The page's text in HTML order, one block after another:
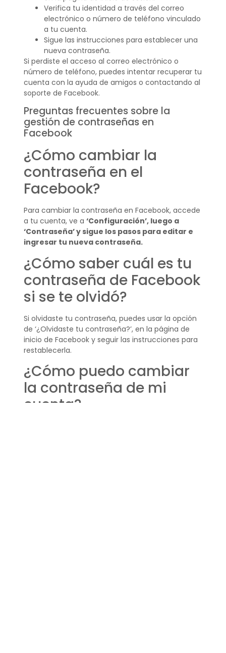
Verifica tu identidad a través del correo
electrónico o número de teléfono vinculado
a tu cuenta.
Sigue las instrucciones para establecer una
nueva contraseña.
Si perdiste el acceso al correo electrónico o
número de teléfono, puedes intentar recuperar tu
cuenta con la ayuda de amigos o contactando al
soporte de Facebook.
Preguntas frecuentes sobre la
gestión de contraseñas en
Facebook
¿Cómo cambiar la
contraseña en el
Facebook?
Para cambiar la contraseña en Facebook, accede
a tu cuenta, ve a ‘Configuración’, luego a
‘Contraseña’ y sigue los pasos para editar e
ingresar tu nueva contraseña.
¿Cómo saber cuál es tu
contraseña de Facebook
si se te olvidó?
Si olvidaste tu contraseña, puedes usar la opción
de ‘¿Olvidaste tu contraseña?’, en la página de
inicio de Facebook y seguir las instrucciones para
restablecerla.
¿Cómo puedo cambiar
la contraseña de mi
cuenta?